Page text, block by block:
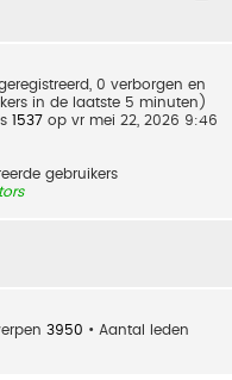
0 verborgen en
in de laatste 5 minuten)
1537 op vr mei 22, 2026 9:46
gebruikers
3950 • Aantal leden